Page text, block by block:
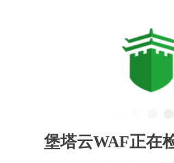
堡塔云WAF正在